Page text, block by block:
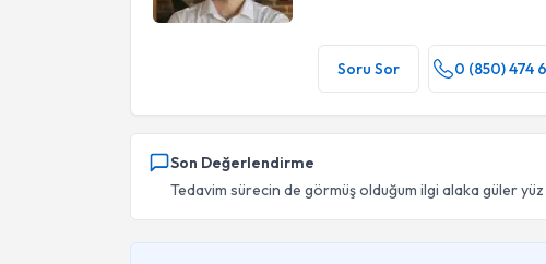
Soru Sor 0 (850) 474
Son Değerlendirme
Tedavim sürecin de görmüş olduğum ilgi alaka güler yüz